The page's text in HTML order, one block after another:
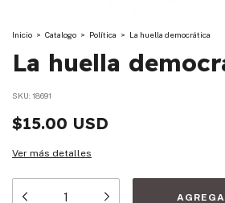
Inicio > Catalogo > Política > La huella democrática
La huella
SKU: 18691
$15.00 USD
Ver más detalles